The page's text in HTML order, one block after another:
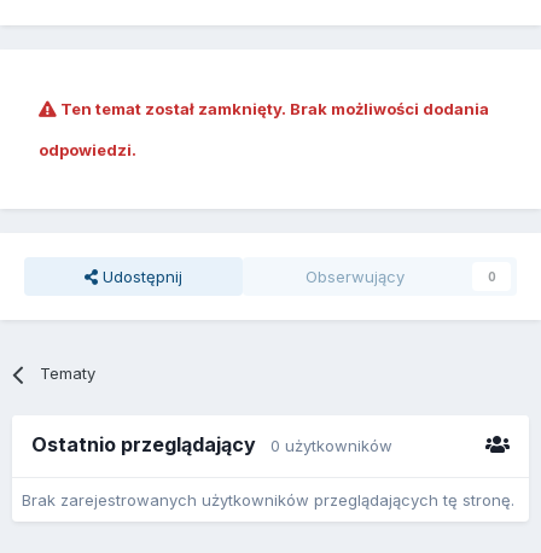
Ten temat został zamknięty. Brak możliwości dodania
odpowiedzi.
Udostępnij Obserwujący 0
Tematy
Ostatnio przeglądający 0 użytkowników
Brak zarejestrowanych użytkowników przeglądających tę stronę.